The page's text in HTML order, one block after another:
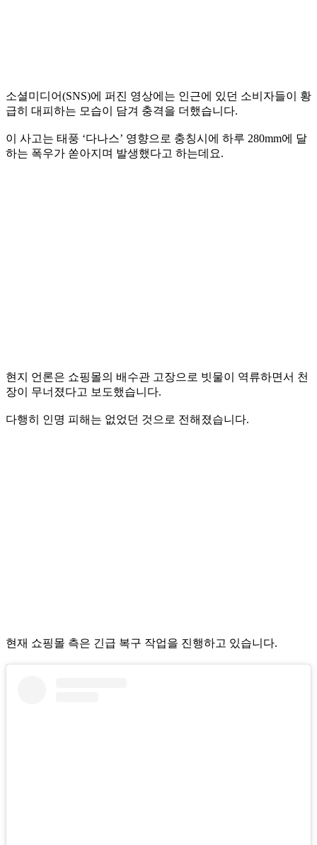
소셜미디어(SNS)에 퍼진 영상에는 인근에 있던 소비자들이 황
급히 대피하는 모습이 담겨 충격을 더했습니다.
이 사고는 태풍 ‘다나스’ 영향으로 충칭시에 하루 280mm에 달
하는 폭우가 쏟아지며 발생했다고 하는데요.
현지 언론은 쇼핑몰의 배수관 고장으로 빗물이 역류하면서 천
장이 무너졌다고 보도했습니다.
다행히 인명 피해는 없었던 것으로 전해졌습니다.
현재 쇼핑몰 측은 긴급 복구 작업을 진행하고 있습니다.